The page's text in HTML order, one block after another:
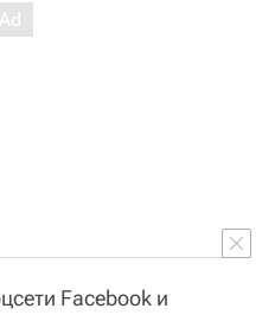
Facebook и